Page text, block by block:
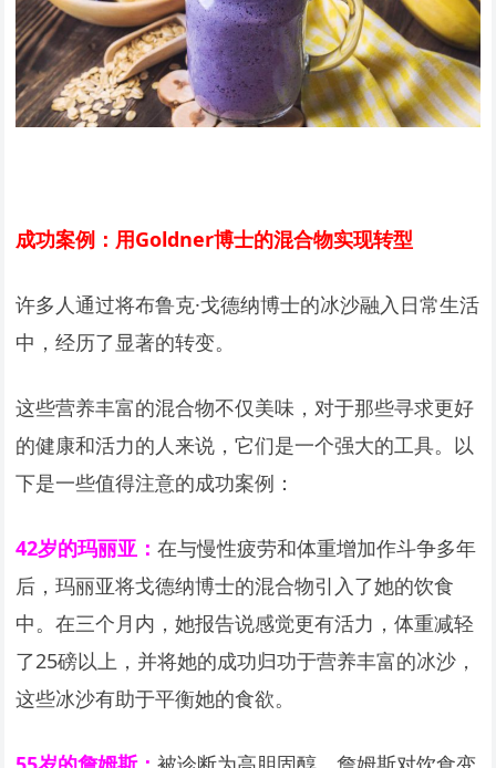
成功案例：用Goldner博士的混合物实现转型
许多人通过将布鲁克·戈德纳博士的冰沙融入日常生活
中，经历了显著的转变。
这些营养丰富的混合物不仅美味，对于那些寻求更好
的健康和活力的人来说，它们是一个强大的工具。以
下是一些值得注意的成功案例：
42岁的玛丽亚：在与慢性疲劳和体重增加作斗争多年
后，玛丽亚将戈德纳博士的混合物引入了她的饮食
中。在三个月内，她报告说感觉更有活力，体重减轻
了25磅以上，并将她的成功归功于营养丰富的冰沙，
这些冰沙有助于平衡她的食欲。